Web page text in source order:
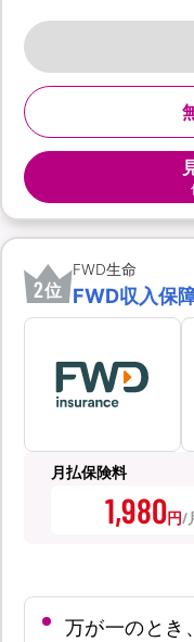
2位
FWD生命
FWD収入保
月払保険料
1,980円
万が一のとき